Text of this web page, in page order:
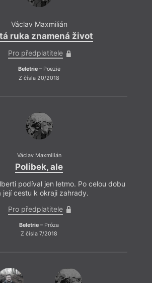
Václav Maxmilián
ruka znamená život
Pro předplatitele
Beletrie– Poezie
Z čísla 20/2018
Václav Maxmilián
Polibek, ale
podíval jen letmo. Po celou dobu
její cestu k okraji zahrady.
Pro předplatitele
Beletrie – Próza
Z čísla 7/2018